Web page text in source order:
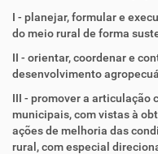
I - planejar, formular e
do meio rural de forma
II - orientar, coordenar e
desenvolvimento
III - promover a articulação
municipais, com vistas à
ações de melhoria das
rural, com especial